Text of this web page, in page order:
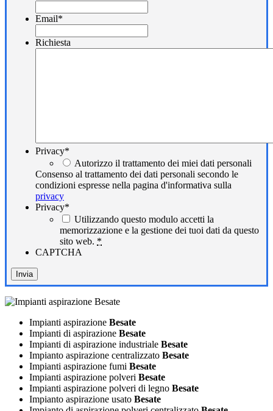
Email*
Richiesta
Privacy*
Autorizzo il trattamento dei miei dati personali
Consenso al trattamento dei dati personali secondo le
condizioni espresse nella pagina d'informativa sulla
privacy
Privacy*
Utilizzando questo modulo accetti la
memorizzazione e la gestione dei tuoi dati da questo
sito web. *
CAPTCHA
Impianti aspirazione Besate
Impianti di aspirazione Besate
Impianti di aspirazione industriale Besate
Impianto aspirazione centralizzato Besate
Impianti aspirazione fumi Besate
Impianti aspirazione polveri Besate
Impianti aspirazione polveri di legno Besate
Impianto aspirazione usato Besate